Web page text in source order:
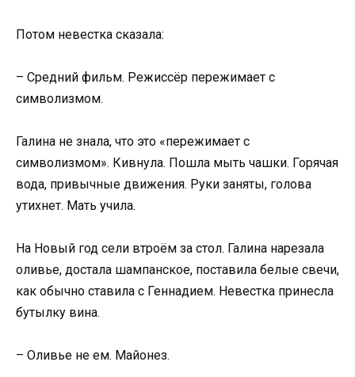
Потом невестка сказала:
– Средний фильм. Режиссёр пережимает с
символизмом.
Галина не знала, что это «пережимает с
символизмом». Кивнула. Пошла мыть чашки. Горячая
вода, привычные движения. Руки заняты, голова
утихнет. Мать учила.
На Новый год сели втроём за стол. Галина нарезала
оливье, достала шампанское, поставила белые свечи,
как обычно ставила с Геннадием. Невестка принесла
бутылку вина.
– Оливье не ем. Майонез.